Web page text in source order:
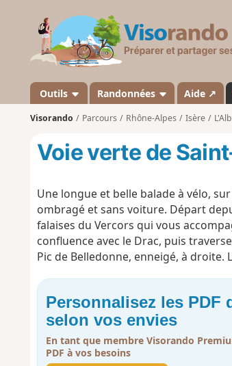
Outils Randonnées Aide ↗
Visorando Parcours Rhône-Alpes Isère
Voie verte de
Une longue et belle balade à vélo,
ombragé et sans voiture. Départ
falaises du Vercors qui vous
confluence avec le Drac, puis
Pic de Belledonne, enneigé, à
Personnalisez les PDF
selon vos envies
En tant que membre Visorando
PDF à vos besoins